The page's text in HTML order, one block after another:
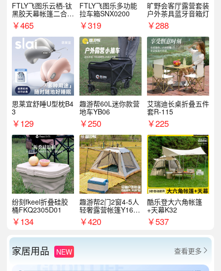
FTLY飞图乐云栖-钛
黑胶天幕帐篷二合一
TMTZ0201
￥465
FTLY飞图乐多功能
拉车箱SNX0200
￥319
旷野会客厅露营套装
户外茶具蓝牙音箱灯
￥288
思莱宜舒睡U型枕B4
3
￥129
趣游帮60L迷你款营
地车YB06
￥250
艾瑞迪长桌折叠五件
套R-115
￥225
纷刻fkeel折叠硅胶
桶FKQ2305D01
￥134
趣游帮2门2窗4-5人
轻奢露营帐篷Y16pl
us
￥420
酷乐登大六角帐篷
+天幕K32
￥537
家居用品 NEW 查看更多 